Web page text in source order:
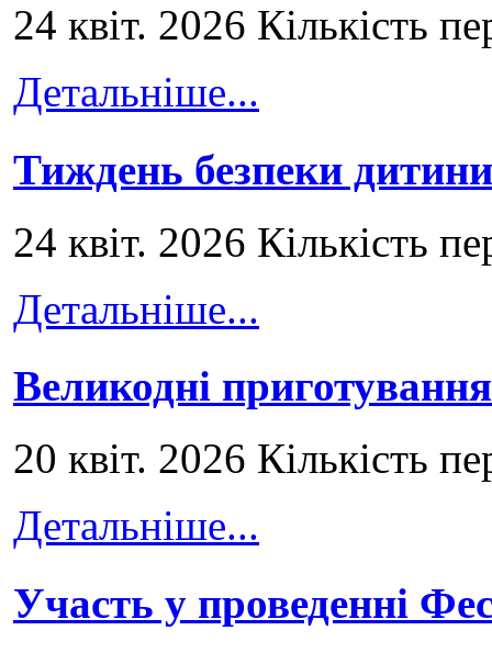
24 квіт. 2026 Кількість
Детальніше...
Тиждень безпеки
24 квіт. 2026 Кількість
Детальніше...
Великодні приготування
20 квіт. 2026 Кількість
Детальніше...
Участь у проведенні